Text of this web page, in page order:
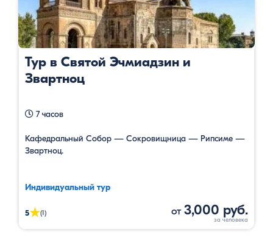
Тур в Святой Эчмиадзин и
Звартноц
7 часов
Кафедральный Собор — Сокровищница — Рипсиме —
Звартноц.
Индивидуальный тур
5★(1) от 3,000 руб.